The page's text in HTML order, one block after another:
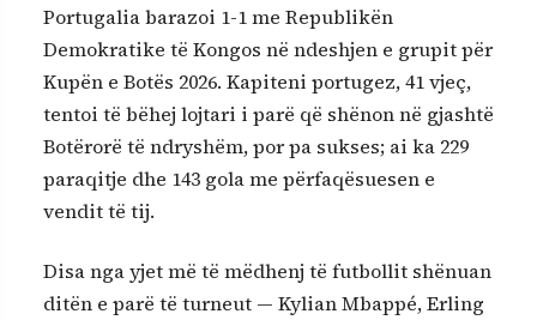
Portugalia barazoi 1-1 me Republikën
Demokratike të Kongos në ndeshjen e grupit për
Kupën e Botës 2026. Kapiteni portugez, 41 vjeç,
tentoi të bëhej lojtari i parë që shënon në gjashtë
Botërorë të ndryshëm, por pa sukses; ai ka 229
paraqitje dhe 143 gola me përfaqësuesen e
vendit të tij.
Disa nga yjet më të mëdhenj të futbollit shënuan
ditën e parë të turneut — Kylian Mbappé, Erling